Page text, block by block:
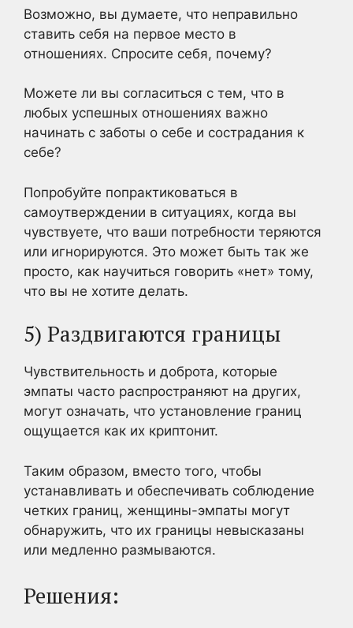
Возможно, вы думаете, что неправильно
ставить себя на первое место в
отношениях. Спросите себя, почему?
Можете ли вы согласиться с тем, что в
любых успешных отношениях важно
начинать с заботы о себе и сострадания к
себе?
Попробуйте попрактиковаться в
самоутверждении в ситуациях, когда вы
чувствуете, что ваши потребности теряются
или игнорируются. Это может быть так же
просто, как научиться говорить «нет» тому,
что вы не хотите делать.
5) Раздвигаются границы
Чувствительность и доброта, которые
эмпаты часто распространяют на других,
могут означать, что установление границ
ощущается как их криптонит.
Таким образом, вместо того, чтобы
устанавливать и обеспечивать соблюдение
четких границ, женщины-эмпаты могут
обнаружить, что их границы невысказаны
или медленно размываются.
Решения: